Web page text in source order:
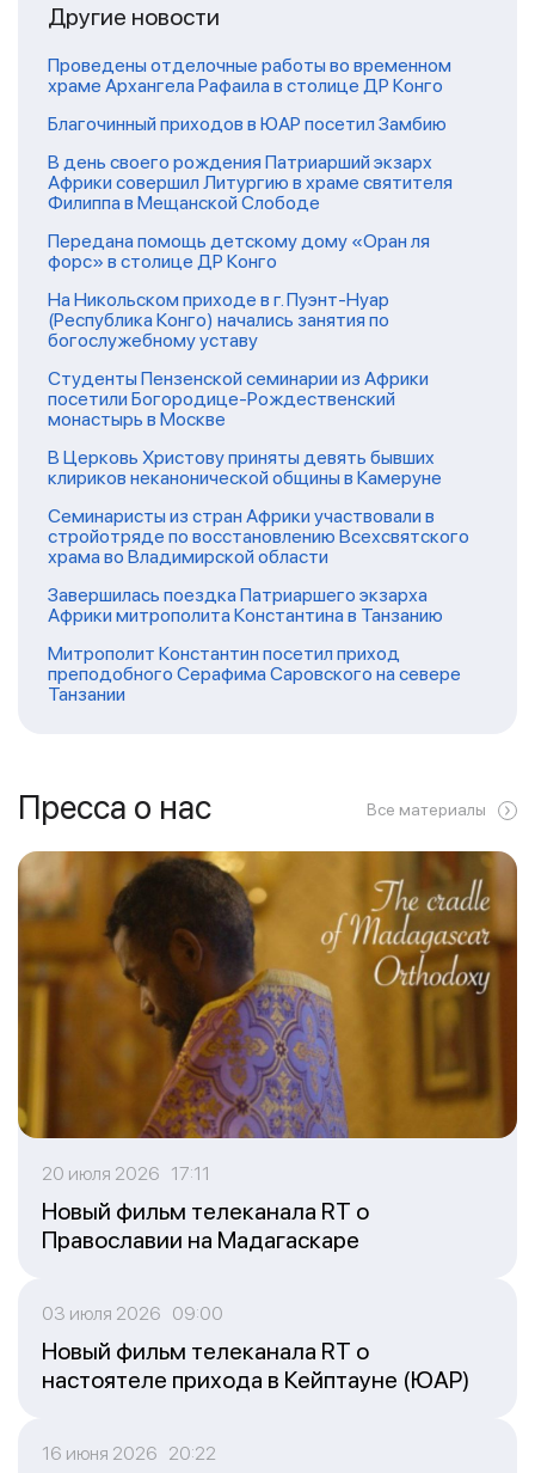
Другие новости
Проведены отделочные работы во временном
храме Архангела Рафаила в столице ДР Конго
Благочинный приходов в ЮАР посетил Замбию
В день своего рождения Патриарший экзарх
Африки совершил Литургию в храме святителя
Филиппа в Мещанской Слободе
Передана помощь детскому дому «Оран ля
форс» в столице ДР Конго
На Никольском приходе в г. Пуэнт-Нуар
(Республика Конго) начались занятия по
богослужебному уставу
Студенты Пензенской семинарии из Африки
посетили Богородице-Рождественский
монастырь в Москве
В Церковь Христову приняты девять бывших
клириков неканонической общины в Камеруне
Семинаристы из стран Африки участвовали в
стройотряде по восстановлению Всехсвятского
храма во Владимирской области
Завершилась поездка Патриаршего экзарха
Африки митрополита Константина в Танзанию
Митрополит Константин посетил приход
преподобного Серафима Саровского на севере
Танзании
Пресса о нас Все материалы
20 июля 2026 17:11
Новый фильм телеканала RT о
Православии на Мадагаскаре
03 июля 2026 09:00
Новый фильм телеканала RT о
настоятеле прихода в Кейптауне (ЮАР)
16 июня 2026 20:22